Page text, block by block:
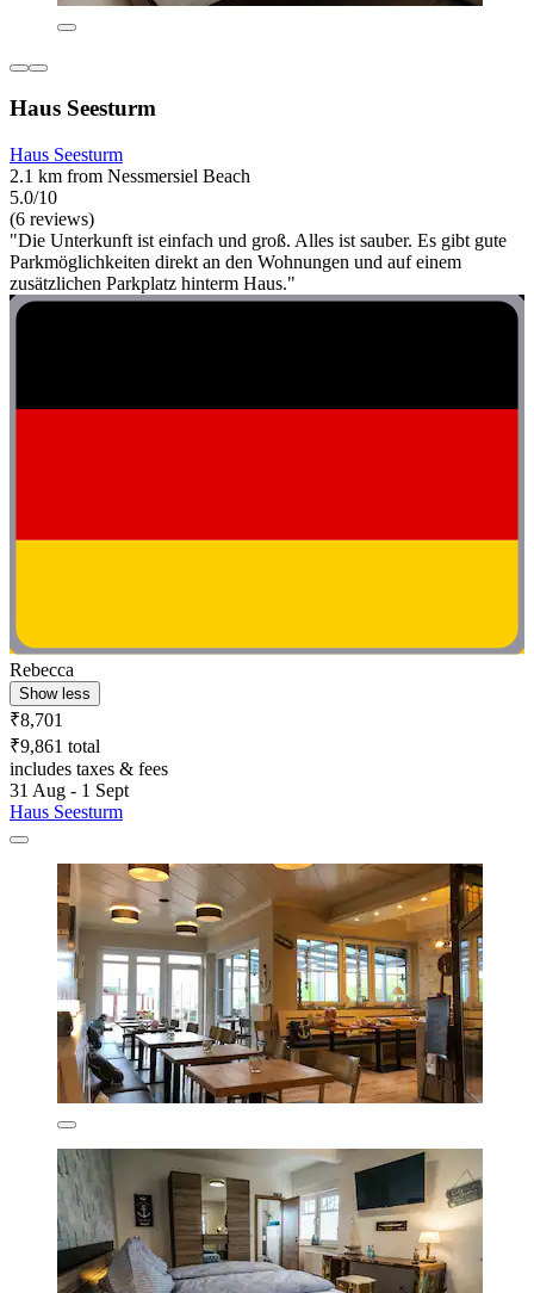
Haus Seesturm
Haus Seesturm
2.1 km from Nessmersiel Beach
5.0/10
(6 reviews)
"Die Unterkunft ist einfach und groß. Alles ist sauber. Es gibt gute
Parkmöglichkeiten direkt an den Wohnungen und auf einem
zusätzlichen Parkplatz hinterm Haus."
Rebecca
Show less
₹8,701
₹9,861 total
includes taxes & fees
31 Aug - 1 Sept
Haus Seesturm